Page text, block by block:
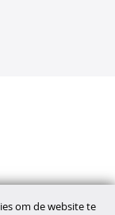
om de website te